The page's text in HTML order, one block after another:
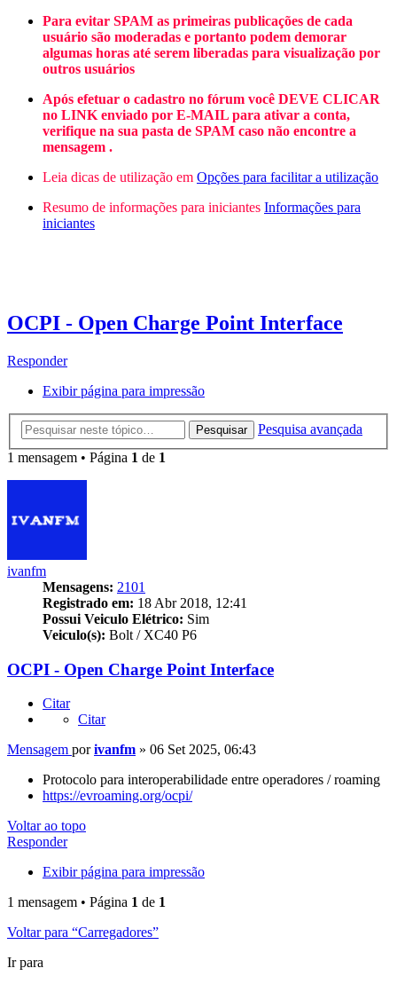
Para evitar SPAM as primeiras publicações de cada
usuário são moderadas e portanto podem demorar
algumas horas até serem liberadas para visualização por
outros usuários
Após efetuar o cadastro no fórum você DEVE CLICAR
no LINK enviado por E-MAIL para ativar a conta,
verifique na sua pasta de SPAM caso não encontre a
mensagem .
Leia dicas de utilização em Opções para facilitar a utilização
Resumo de informações para iniciantes Informações para
iniciantes
OCPI - Open Charge Point Interface
Responder
Exibir página para impressão
Pesquisar
Pesquisa avançada
1 mensagem • Página 1 de 1
ivanfm
Mensagens: 2101
Registrado em: 18 Abr 2018, 12:41
Possui Veiculo Elétrico: Sim
Veiculo(s): Bolt / XC40 P6
OCPI - Open Charge Point Interface
Citar
Citar
Mensagem porivanfm » 06 Set 2025, 06:43
Protocolo para interoperabilidade entre operadores / roaming
https://evroaming.org/ocpi/
Voltar ao topo
Responder
Exibir página para impressão
1 mensagem • Página 1 de 1
Voltar para “Carregadores”
Ir para